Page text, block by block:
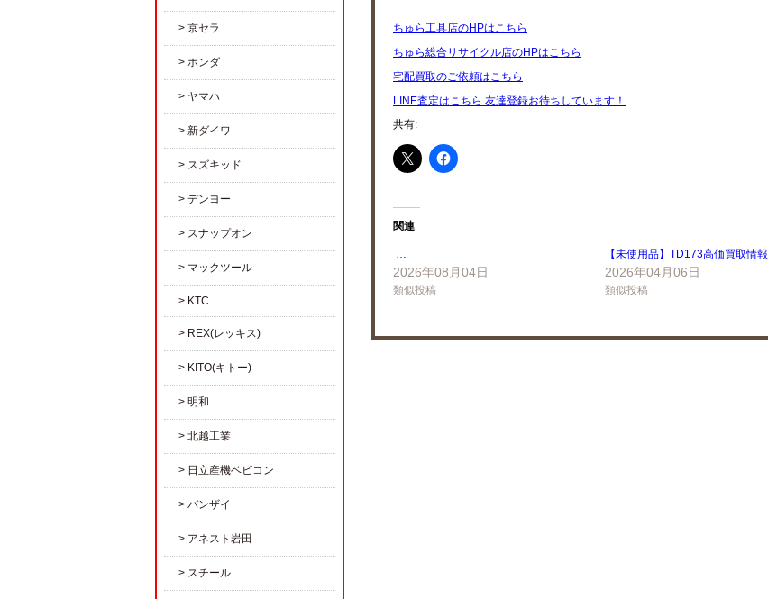
ちゅら工具店のHPはこちら
ちゅら総合リサイクル店のHPはこちら
宅配買取のご依頼はこちら
LINE査定はこちら 友達登録お待ちしています！
共有:
関連
…
2026年08月04日
類似投稿
【未使用品】TD173高価買取情報
2026年04月06日
類似投稿
京セラ
ホンダ
ヤマハ
新ダイワ
スズキッド
デンヨー
スナップオン
マックツール
KTC
REX(レッキス)
KITO(キトー)
明和
北越工業
日立産機ベビコン
バンザイ
アネスト岩田
スチール